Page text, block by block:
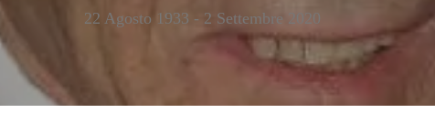
22 Agosto 1933 - 2 Settembre 2020